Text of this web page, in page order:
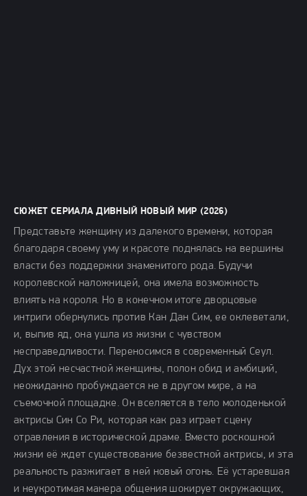
СЮЖЕТ СЕРИАЛА ДИВНЫЙ НОВЫЙ МИР (2026)
Представьте женщину из далекого времени, которая
благодаря своему уму и красоте поднялась на вершины
власти без поддержки знаменитого рода. Будучи
королевской наложницей, она имела возможность
влиять на короля. Но в конечном итоге дворцовые
интриги обернулись против Кан Дан Сим, ее оклеветали,
и, выпив яд, она ушла из жизни с чувством
несправедливости. Переносимся в современный Сеул.
Дух этой несчастной женщины, полон обид и амбиций,
неожиданно пробуждается не в другом мире, а на
съемочной площадке. Он вселяется в тело молоденькой
актрисы Син Со Ри, которая как раз играет сцену
отравления в исторической драме. Вместо роскошной
жизни её ждет существование безвестной актрисы, и эта
реальность разжигает в ней новый огонь. Её устаревшая
и неукротимая манера общения шокирует окружающих,